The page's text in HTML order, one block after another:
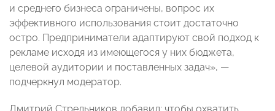
и среднего бизнеса ограничены, вопрос их
эффективного использования стоит достаточно
остро. Предприниматели адаптируют свой подход к
рекламе исходя из имеющегося у них бюджета,
целевой аудитории и поставленных задач», —
подчеркнул модератор.